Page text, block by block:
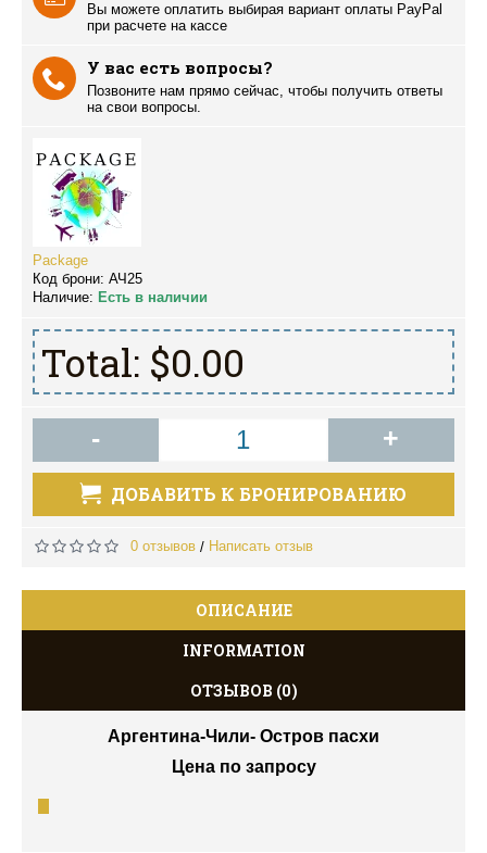
Вы можете оплатить выбирая вариант оплаты PayPal
при расчете на кассе
У вас есть вопросы?
Позвоните нам прямо сейчас, чтобы получить ответы
на свои вопросы.
Package
Код брони: АЧ25
Наличие: Есть в наличии
Total: $0.00
- +
ДОБАВИТЬ К БРОНИРОВАНИЮ
0 отзывов / Написать отзыв
ОПИСАНИЕ
INFORMATION
ОТЗЫВОВ (0)
Аргентина-Чили- Остров пасхи
Цена по запросу